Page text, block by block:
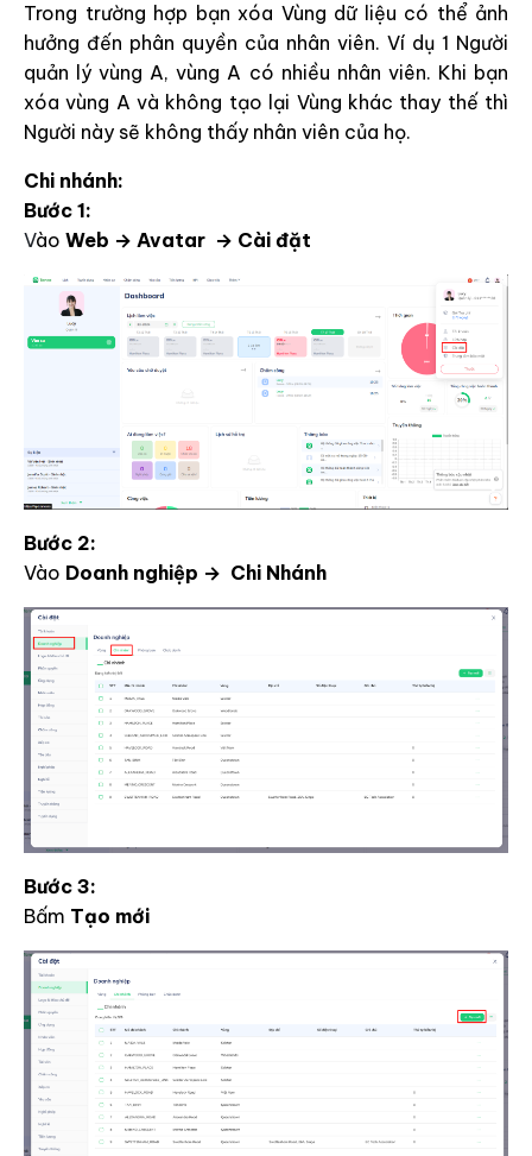
Trong trường hợp bạn xóa Vùng dữ liệu có thể ảnh
hưởng đến phân quyền của nhân viên. Ví dụ 1 Người
quản lý vùng A, vùng A có nhiều nhân viên. Khi bạn
xóa vùng A và không tạo lại Vùng khác thay thế thì
Người này sẽ không thấy nhân viên của họ.
Chi nhánh:
Bước 1:
Vào Web → Avatar → Cài đặt
Bước 2:
Vào Doanh nghiệp → Chi Nhánh
Bước 3:
Bấm Tạo mới